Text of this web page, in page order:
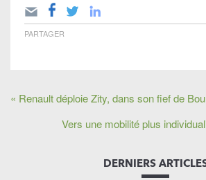
PARTAGER
« Renault déploie Zity, dans son fief de
Vers une mobilité plus
DERNIERS